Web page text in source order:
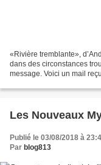
«Rivière tremblante»,
dans des circonstances troubles. JP Balderanis nous a
message. Voici un mail
Les Nouveaux
Publié le 03/08/2018 à
Par blog813